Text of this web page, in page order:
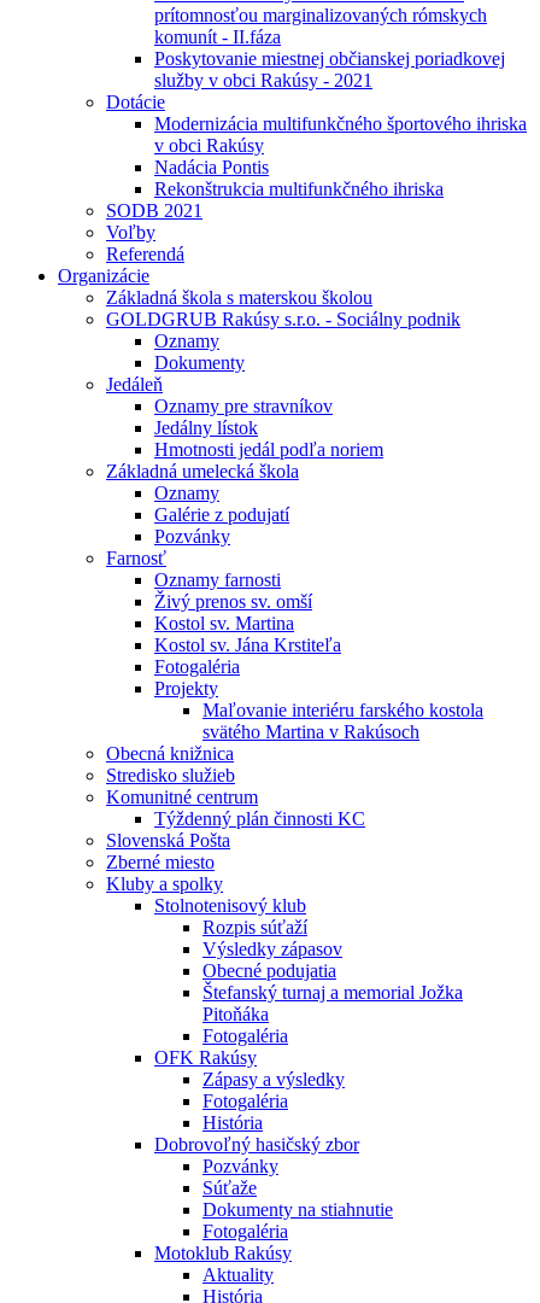
prítomnosťou marginalizovaných rómskych
komunít - II.fáza
Poskytovanie miestnej občianskej poriadkovej
služby v obci Rakúsy - 2021
Dotácie
Modernizácia multifunkčného športového ihriska
v obci Rakúsy
Nadácia Pontis
Rekonštrukcia multifunkčného ihriska
SODB 2021
Voľby
Referendá
Organizácie
Základná škola s materskou školou
GOLDGRUB Rakúsy s.r.o. - Sociálny podnik
Oznamy
Dokumenty
Jedáleň
Oznamy pre stravníkov
Jedálny lístok
Hmotnosti jedál podľa noriem
Základná umelecká škola
Oznamy
Galérie z podujatí
Pozvánky
Farnosť
Oznamy farnosti
Živý prenos sv. omší
Kostol sv. Martina
Kostol sv. Jána Krstiteľa
Fotogaléria
Projekty
Maľovanie interiéru farského kostola
svätého Martina v Rakúsoch
Obecná knižnica
Stredisko služieb
Komunitné centrum
Týždenný plán činnosti KC
Slovenská Pošta
Zberné miesto
Kluby a spolky
Stolnotenisový klub
Rozpis súťaží
Výsledky zápasov
Obecné podujatia
Štefanský turnaj a memorial Jožka
Pitoňáka
Fotogaléria
OFK Rakúsy
Zápasy a výsledky
Fotogaléria
História
Dobrovoľný hasičský zbor
Pozvánky
Súťaže
Dokumenty na stiahnutie
Fotogaléria
Motoklub Rakúsy
Aktuality
História